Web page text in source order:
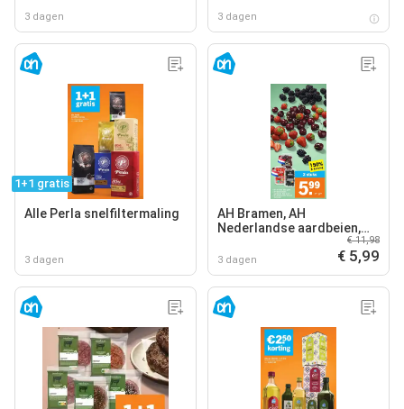
pitloze rode druiven
3 dagen 3 dagen
1+1 gratis
Alle Perla snelfiltermaling
3 dagen
AH Bramen, AH
Nederlandse aardbeien,
AH Nederlandse kersen
3 dagen
€ 11,98
€ 5,99